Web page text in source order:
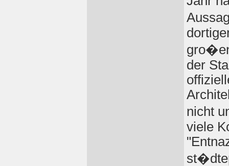
der
nicht
viele